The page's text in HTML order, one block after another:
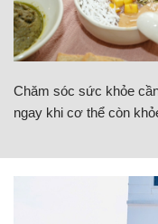
Chăm sóc sức khỏe
ngay khi cơ thể còn